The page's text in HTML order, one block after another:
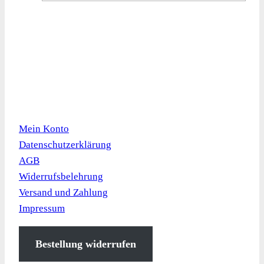
Mein Konto
Datenschutzerklärung
AGB
Widerrufsbelehrung
Versand und Zahlung
Impressum
Bestellung widerrufen